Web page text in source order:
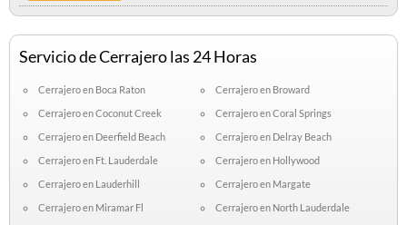
Seguridad Su Principal Prioridad
Servicio de Cerrajero las 24 Horas
Cerrajero en Boca Raton
Cerrajero en Broward
Cerrajero en Coconut Creek
Cerrajero en Coral Springs
Cerrajero en Deerfield Beach
Cerrajero en Delray Beach
Cerrajero en Ft. Lauderdale
Cerrajero en Hollywood
Cerrajero en Lauderhill
Cerrajero en Margate
Cerrajero en Miramar Fl
Cerrajero en North Lauderdale